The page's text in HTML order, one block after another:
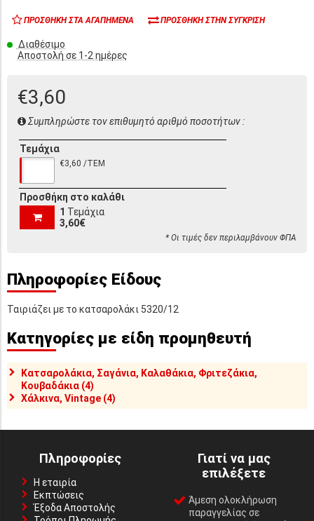
ΠΡΟΣΘΉΚΗ ΣΤΑ ΑΓΑΠΗΜΈΝΑ ΠΡΟΣΘΉΚΗ ΣΤΗΝ ΣΎΓΚΡΙΣΗ
Διαθέσιμο
Αποστολή σε 1-2 ημέρες
€3,60
Συμπληρώστε τον επιθυμητό αριθμό ποσοτήτων :
Τεμάχια
€3,60 /ΤΕΜ
Προσθήκη στο καλάθι
1 Τεμάχια
3,60€
* Οι τιμές δεν περιλαμβάνουν ΦΠΑ
Πληροφορίες Είδους
Ταιριάζει με το κατσαρολάκι 5320/12
Κατηγορίες με είδη προμηθευτή
Κατσαρολάκια, Σαγάνια, Καλαθάκια, Φριτεζάκια,
Κουβαδάκια (4)
Χάλκινα, Vintage (4)
Πληροφορίες
Η εταιρία
Εκπτώσεις
Έξοδα Αποστολής
Γιατί να μας
επιλέξετε
Άμεση ολοκλήρωση
παραγγελίας σε